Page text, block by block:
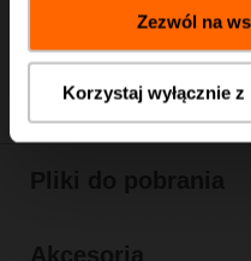
Zezwól na
Korzystaj wyłącznie
Udostępnij
Akcesoria